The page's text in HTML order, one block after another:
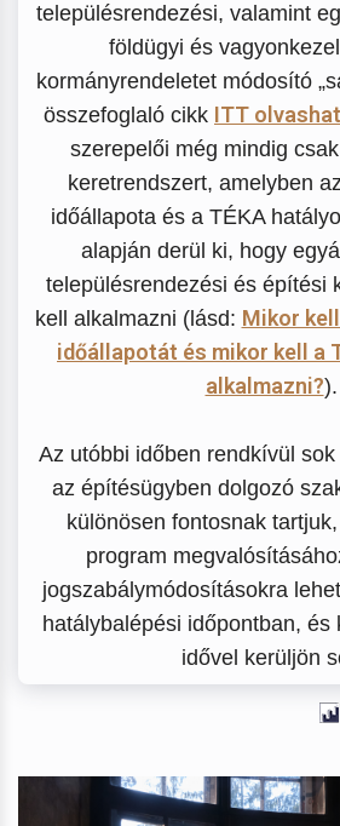
településrendezési, valamint
földügyi és
kormányrendeletet módosító
összefoglaló cikk ITT
szerepelői még mindig
keretrendszert, amelyben
időállapota és a TÉKA
alapján derül ki, hogy
településrendezési és építési
kell alkalmazni (lásd: Mikor
időállapotát és mikor kell a
alkalmazni?).
Az utóbbi időben rendkívül
az építésügyben dolgozó
különösen fontosnak
program
jogszabálymódosításokra
hatálybalépési időpontban, és
idővel kerüljön